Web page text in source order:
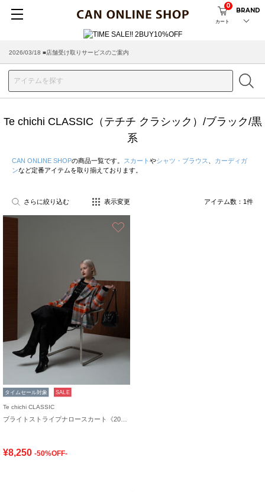
カート
0
BRAND
2026/03/18 ■店舗受け取りサービスのご案内
Te chichi CLASSIC（テチチ クラシック）/ブラック/黒
系
CAN ONLINE SHOPの商品一覧です。 スカート やシャツ・ブラウス
カーディガ
ンなど定番アイテムを取り揃えております。
さらに絞り込む 表示変更 アイテム数： 1件
タイムセール対象 SALE
Te chichi CLASSIC
¥8,250 -50%OFF-